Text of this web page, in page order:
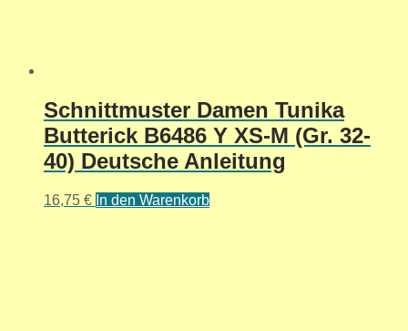
Schnittmuster Damen Tunika
Butterick B6486 Y XS-M (Gr. 32-
40) Deutsche Anleitung
16,75 € In den Warenkorb